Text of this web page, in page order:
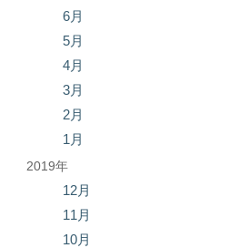
6月
5月
4月
3月
2月
1月
2019年
12月
11月
10月